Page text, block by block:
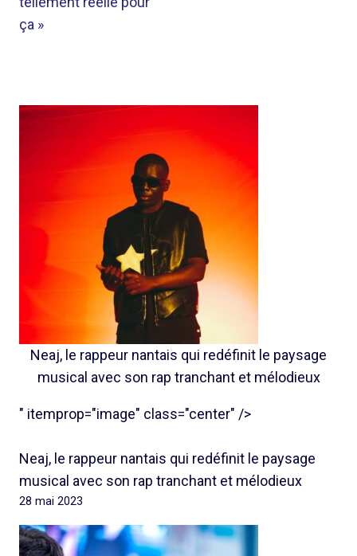
ça »
Neaj, le rappeur nantais qui redéfinit le paysage
musical avec son rap tranchant et mélodieux
" itemprop="image" class="center" />
Neaj, le rappeur nantais qui redéfinit le paysage
musical avec son rap tranchant et mélodieux
28 mai 2023